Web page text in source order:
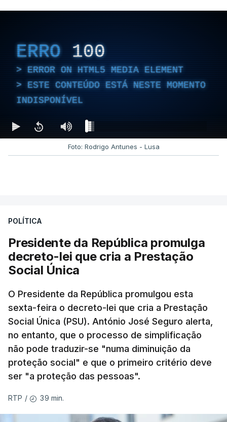
ERRO 100
ERROR ON HTML5 MEDIA ELEMENT
ESTE CONTEÚDO ESTÁ NESTE MOMENTO
INDISPONÍVEL
Foto: Rodrigo Antunes - Lusa
POLÍTICA
Presidente da República promulga
decreto-lei que cria a Prestação
Social Única
O Presidente da República promulgou esta
sexta-feira o decreto-lei que cria a Prestação
Social Única (PSU). António José Seguro alerta,
no entanto, que o processo de simplificação
não pode traduzir-se "numa diminuição da
proteção social" e que o primeiro critério deve
ser "a proteção das pessoas".
RTP / 39 min.